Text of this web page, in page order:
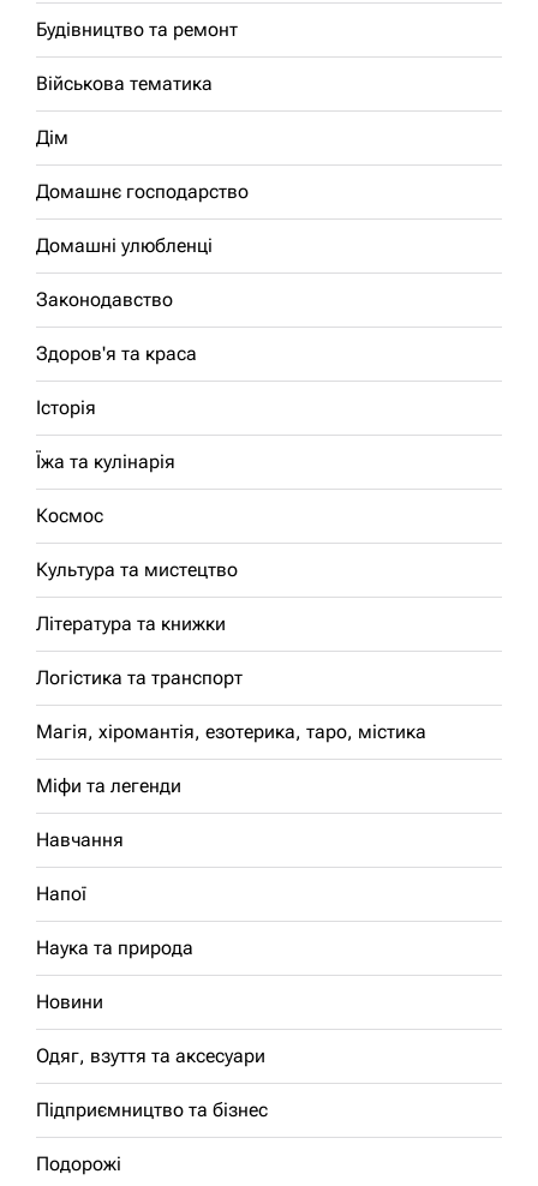
Будівництво та ремонт
Військова тематика
Дім
Домашнє господарство
Домашні улюбленці
Законодавство
Здоров'я та краса
Історія
Їжа та кулінарія
Космос
Культура та мистецтво
Література та книжки
Логістика та транспорт
Магія, хіромантія, езотерика, таро, містика
Міфи та легенди
Навчання
Напої
Наука та природа
Новини
Одяг, взуття та аксесуари
Підприємництво та бізнес
Подорожі